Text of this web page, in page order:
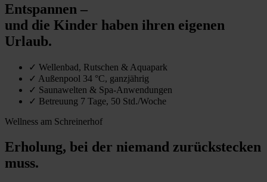
Entspannen –
und die Kinder haben ihren eigenen
Urlaub.
✓ Wellenbad, Rutschen & Aquapark
✓ Außenpool 34 °C, ganzjährig
✓ Saunawelten & Spa-Anwendungen
✓ Betreuung 7 Tage, 50 Std./Woche
Wellness am Schreinerhof
Erholung, bei der niemand zurückstecken
muss.